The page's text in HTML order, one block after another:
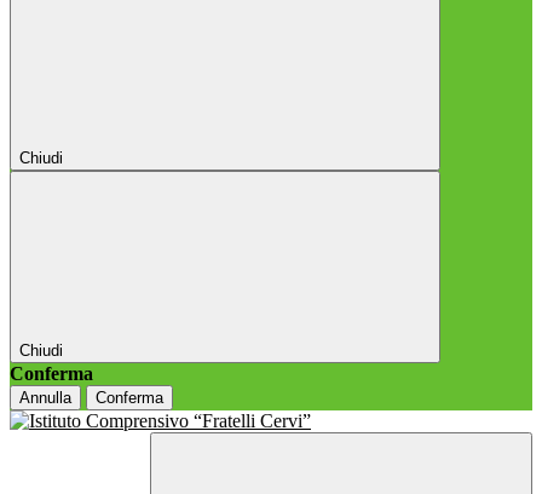
Chiudi
Chiudi
Conferma
Annulla Conferma